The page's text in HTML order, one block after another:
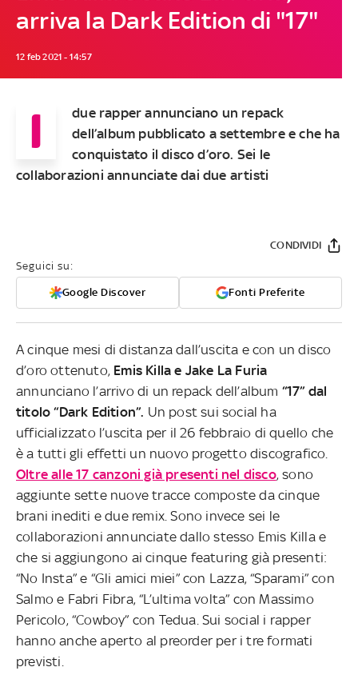
arriva la Dark Edition di "17"
12 feb 2021 - 14:57
I
due rapper annunciano un repack
dell’album pubblicato a settembre e che ha
conquistato il disco d’oro. Sei le
collaborazioni annunciate dai due artisti
Seguici su:
Google Discover Fonti Preferite
CONDIVIDI
A cinque mesi di distanza dall’uscita e con un disco
d’oro ottenuto, Emis Killa e Jake La Furia
annunciano l’arrivo di un repack dell’album “17” dal
titolo “Dark Edition”. Un post sui social ha
ufficializzato l’uscita per il 26 febbraio di quello che
è a tutti gli effetti un nuovo progetto discografico.
Oltre alle 17 canzoni già presenti nel disco, sono
aggiunte sette nuove tracce composte da cinque
brani inediti e due remix. Sono invece sei le
collaborazioni annunciate dallo stesso Emis Killa e
che si aggiungono ai cinque featuring già presenti:
“No Insta” e “Gli amici miei” con Lazza, “Sparami” con
Salmo e Fabri Fibra, “L’ultima volta” con Massimo
Pericolo, “Cowboy” con Tedua. Sui social i rapper
hanno anche aperto al preorder per i tre formati
previsti.